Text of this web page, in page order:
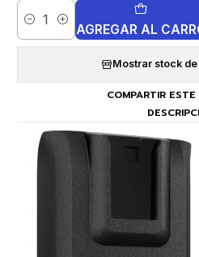
Cantidad AGREGAR AL
Mostrar stock
COMPARTIR